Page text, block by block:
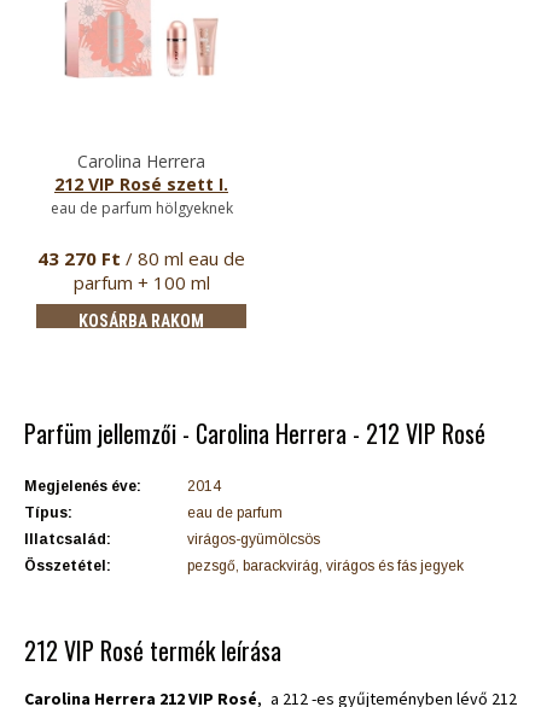
Carolina Herrera
212 VIP Rosé szett I.
eau de parfum hölgyeknek
43 270 Ft / 80 ml eau de
parfum + 100 ml
testápoló
KOSÁRBA RAKOM
Parfüm jellemzői - Carolina Herrera - 212 VIP Rosé
Megjelenés éve:
2014
Típus:
eau de parfum
Illatcsalád:
virágos-gyümölcsös
Összetétel:
pezsgő, barackvirág, virágos és fás jegyek
212 VIP Rosé termék leírása
Carolina Herrera 212 VIP Rosé, a 212 -es gyűjteményben lévő 212